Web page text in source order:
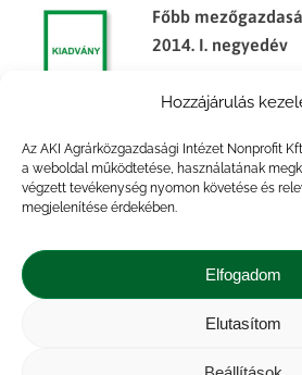
Hozzájárulás
Az AKI Agrárközgazdasági Intézet Nonprofit
a weboldal működtetése, használatának
végzett tevékenység nyomon követése és
megjelenítése érdekében.
Elfogadom
Elutasítom
Főbb
2014. I. negyedév
Mezőgazdasági
I-III. negyedév
Kapcsolat |